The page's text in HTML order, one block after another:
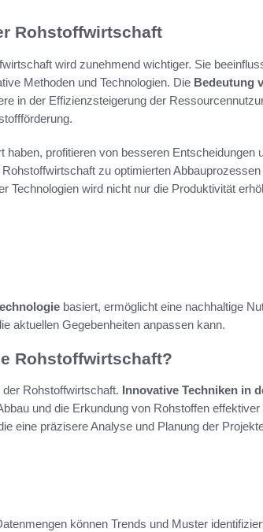
Rohstoffwirtschaft
wird zunehmend wichtiger. Sie
Methoden und Technologien. Die Bedeutung
in der Effizienzsteigerung der
haben, profitieren von besseren Entscheidungen
zu optimierten Abbauprozessen
Technologien wird nicht nur die Produktivität
basiert, ermöglicht eine nachhaltige
aktuellen Gegebenheiten anpassen kann.
Rohstoffwirtschaft?
Rohstoffwirtschaft. Innovative Techniken in
und die Erkundung von Rohstoffen effektiver
eine präzisere Analyse und Planung der
können Trends und Muster